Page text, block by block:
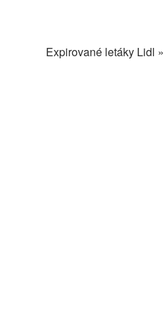
Expirované letáky Lidl »